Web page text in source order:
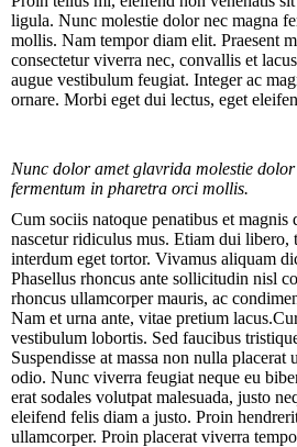
ligula. Nunc molestie dolor nec magna
mollis. Nam tempor diam elit. Praesent
consectetur viverra nec, convallis et
augue vestibulum feugiat. Integer ac
ornare. Morbi eget dui lectus, eget
Nunc dolor amet glavrida molestie
fermentum in pharetra orci mollis.
Cum sociis natoque penatibus et magnis
nascetur ridiculus mus. Etiam dui libero,
interdum eget tortor. Vivamus aliquam
Phasellus rhoncus ante sollicitudin nisl
rhoncus ullamcorper mauris, ac
Nam et urna ante, vitae pretium
vestibulum lobortis. Sed faucibus
Suspendisse at massa non nulla placerat
odio. Nunc viverra feugiat neque eu
erat sodales volutpat malesuada, justo
eleifend felis diam a justo. Proin
ullamcorper. Proin placerat viverra